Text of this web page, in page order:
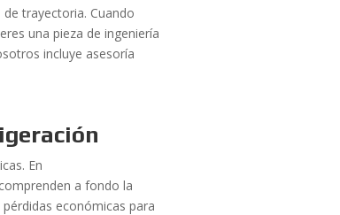
trayectoria. Cuando
una pieza de ingeniería
incluye asesoría
En
a fondo la
económicas para